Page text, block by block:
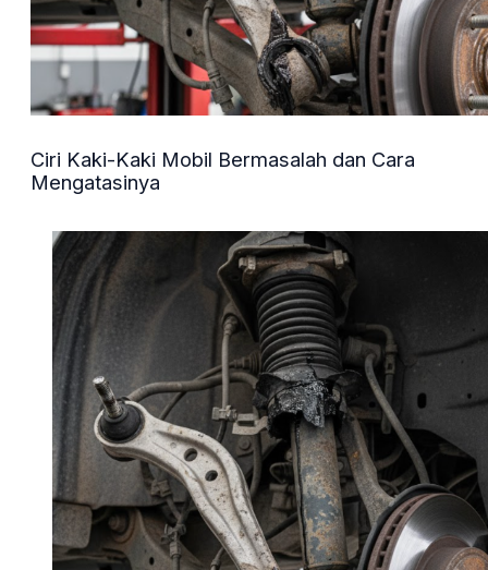
Ciri Kaki-Kaki Mobil Bermasalah dan Cara
Mengatasinya